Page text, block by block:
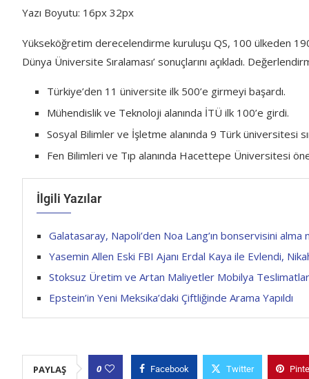
Yazı Boyutu: 16px 32px
Yükseköğretim derecelendirme kuruluşu QS, 100 ülkeden
Dünya Üniversite Sıralaması’ sonuçlarını açıkladı.
Türkiye’den 11 üniversite ilk 500’e girmeyi başardı.
Mühendislik ve Teknoloji alanında İTÜ ilk 100’e girdi.
Sosyal Bilimler ve İşletme alanında 9 Türk üniversitesi
Fen Bilimleri ve Tıp alanında Hacettepe Üniversitesi öne
İlgili Yazılar
Galatasaray, Napoli’den Noa Lang’ın bonservisini alma
Yasemin Allen Eski FBI Ajanı Erdal Kaya ile Evlendi,
Stoksuz Üretim ve Artan Maliyetler Mobilya
Epstein’in Yeni Meksika’daki Çiftliğinde Arama Yapıldı
PAYLAŞ 0 Facebook Twitter